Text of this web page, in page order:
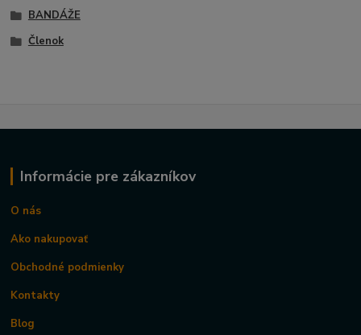
BANDÁŽE
Členok
Informácie pre zákazníkov
O nás
Ako nakupovať
Obchodné podmienky
Kontakty
Blog